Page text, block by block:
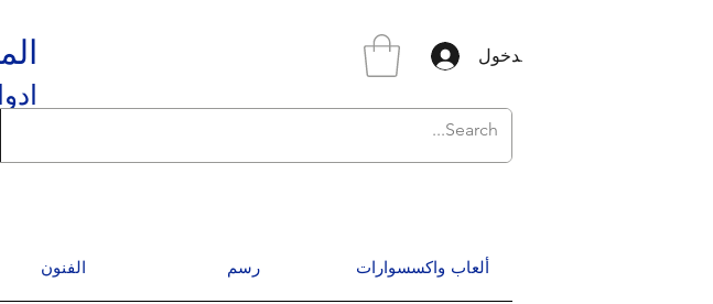
تسجيل الدخول
الفنون رسم ألعاب واكسسوارات